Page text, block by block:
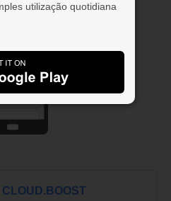
utilização quotidiana